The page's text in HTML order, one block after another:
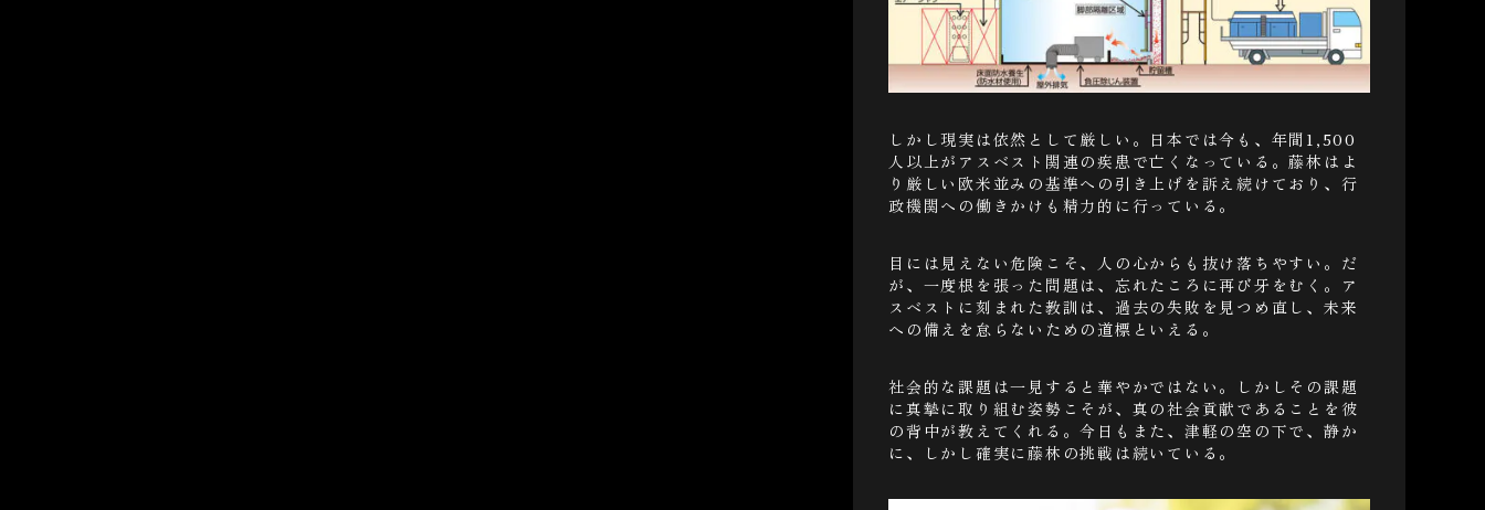
しかし現実は依然として厳しい。日本では今も、年間1,500
人以上がアスベスト関連の疾患で亡くなっている。藤林はよ
り厳しい欧米並みの基準への引き上げを訴え続けており、行
政機関への働きかけも精力的に行っている。
目には見えない危険こそ、人の心からも抜け落ちやすい。だ
が、一度根を張った問題は、忘れたころに再び牙をむく。ア
スベストに刻まれた教訓は、過去の失敗を見つめ直し、未来
への備えを怠らないための道標といえる。
社会的な課題は一見すると華やかではない。しかしその課題
に真摯に取り組む姿勢こそが、真の社会貢献であることを彼
の背中が教えてくれる。今日もまた、津軽の空の下で、静か
に、しかし確実に藤林の挑戦は続いている。